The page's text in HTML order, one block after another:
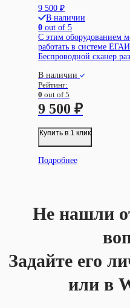
9 500 ₽
В наличии
0 out of 5
С этим оборудованием
работать в системе
Беспроводной сканер
В наличии
Рейтинг:
0 out of 5
9 500 ₽
Купить в 1 клик
Подробнее
Не нашли
Задайте его
или в